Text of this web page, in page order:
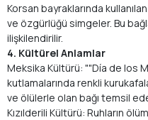
Korsan bayraklarında
ve özgürlüğü simgeler. Bu
ilişkilendirilir.
4. Kültürel Anlamlar
Meksika Kültürü: ""Día de los
kutlamalarında renkli
ve ölülerle olan bağı temsil
Kızılderili Kültürü: Ruhların